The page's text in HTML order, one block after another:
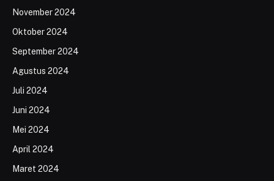
November 2024
Oktober 2024
September 2024
Agustus 2024
Juli 2024
Juni 2024
Mei 2024
April 2024
Maret 2024